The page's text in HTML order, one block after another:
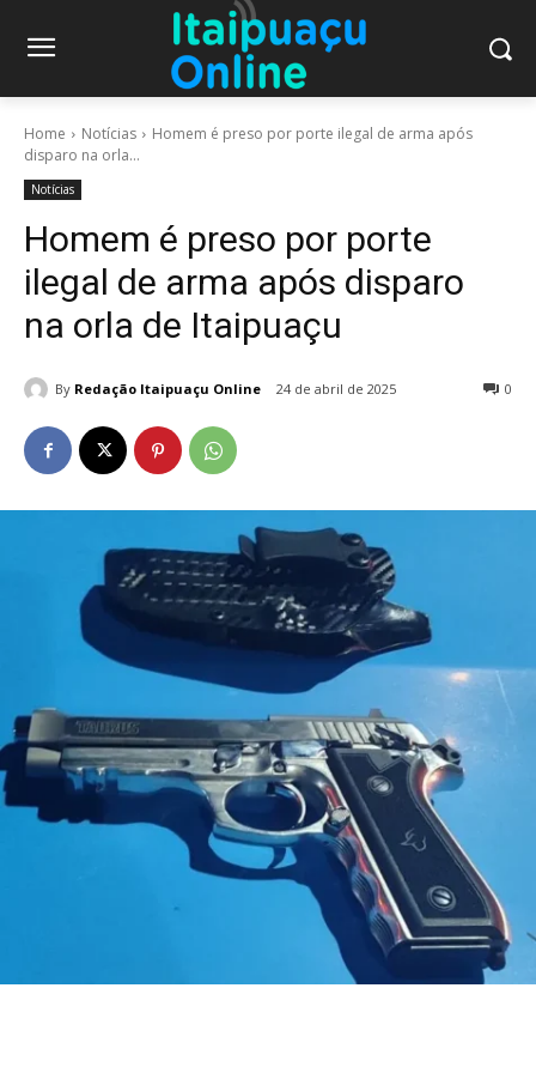
Home Notícias
Homem é preso por porte ilegal de arma após
disparo na orla...
Notícias
Homem é preso por porte
ilegal de arma após disparo
na orla de Itaipuaçu
By Redação Itaipuaçu Online 24 de abril de 2025 0